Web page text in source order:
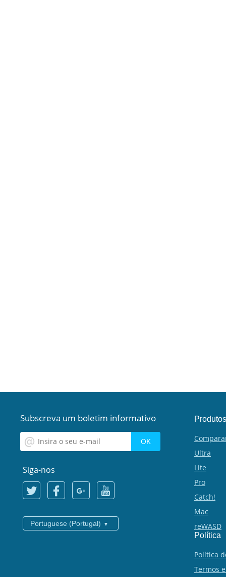
Subscreva um boletim informativo
Siga-nos
Portuguese (Portugal)
Produtos
Ultra
Lite
Pro
Catch!
Mac
reWASD
Política
Política
Termos